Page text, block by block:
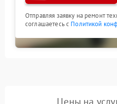
Отправляя заявку на ремонт
соглашаетесь с Политикой